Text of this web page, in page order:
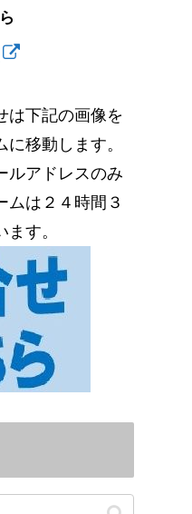
は下記の画像を
移動します。
ルアドレスのみ
ムは２４時間３
す。